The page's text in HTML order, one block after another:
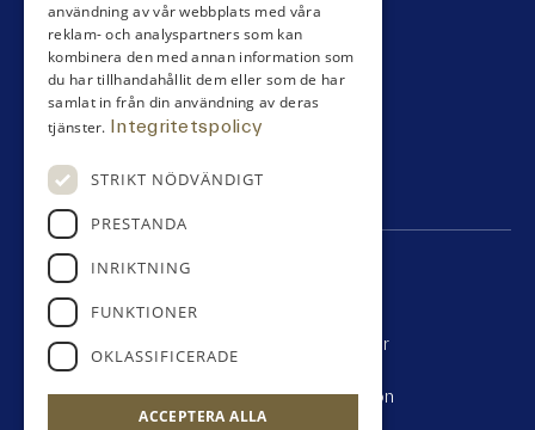
Bli medlem
Tävling
Boende
Äta
Klubben
Pro / shop
Spela
Varbergs GK Västra
Spannarp 31, 432 77, Tvååker
Torstorp 55, 432 98, Grimeton
0340 480 380
användning av vår webbplats med våra
reklam- och analyspartners som kan
kombinera den med annan information som
du har tillhandahållit dem eller som de har
samlat in från din användning av deras
tjänster. Integritetspolicy
STRIKT NÖDVÄNDIGT
PRESTANDA
INRIKTNING
FUNKTIONER
OKLASSIFICERADE
ACCEPTERA ALLA